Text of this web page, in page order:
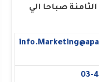
صباحا الي
03-